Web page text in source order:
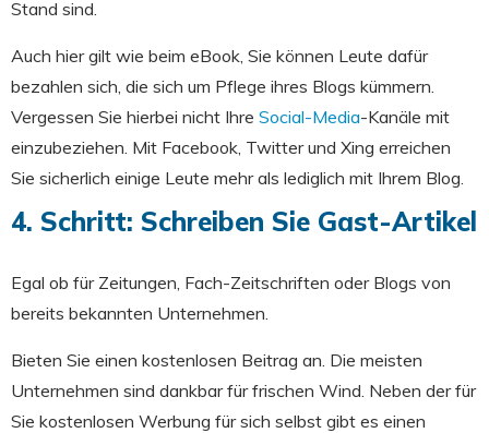
Stand sind.
Auch hier gilt wie beim eBook, Sie können Leute dafür
bezahlen sich, die sich um Pflege ihres Blogs kümmern.
Vergessen Sie hierbei nicht Ihre Social-Media-Kanäle mit
einzubeziehen. Mit Facebook, Twitter und Xing erreichen
Sie sicherlich einige Leute mehr als lediglich mit Ihrem Blog.
4. Schritt: Schreiben Sie Gast-Artikel
Egal ob für Zeitungen, Fach-Zeitschriften oder Blogs von
bereits bekannten Unternehmen.
Bieten Sie einen kostenlosen Beitrag an. Die meisten
Unternehmen sind dankbar für frischen Wind. Neben der für
Sie kostenlosen Werbung für sich selbst gibt es einen